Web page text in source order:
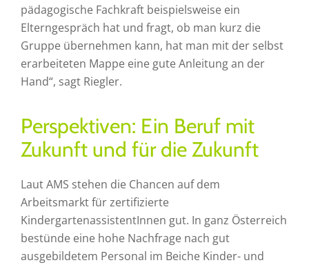
pädagogische Fachkraft beispielsweise ein
Elterngespräch hat und fragt, ob man kurz die
Gruppe übernehmen kann, hat man mit der selbst
erarbeiteten Mappe eine gute Anleitung an der
Hand“, sagt Riegler.
Perspektiven: Ein Beruf mit
Zukunft und für die Zukunft
Laut AMS stehen die Chancen auf dem
Arbeitsmarkt für zertifizierte
KindergartenassistentInnen gut. In ganz Österreich
bestünde eine hohe Nachfrage nach gut
ausgebildetem Personal im Beiche Kinder- und